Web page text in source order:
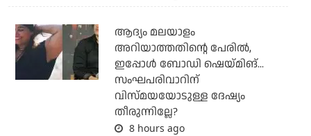
ആദ്യം മലയാളം
അറിയാത്തതിന്റെ പേരില്‍,
ഇപ്പോള്‍ ബോഡി ഷെയ്മിങ്...
സംഘപരിവാറിന്
വിസ്മയയോടുള്ള ദേഷ്യം
തീരുന്നില്ലേ?
8 hours ago